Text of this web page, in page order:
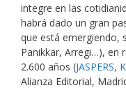
integre en las
habrá dado un gran
que está emergiendo,
Panikkar, Arregi…), en
2.600 años (JASPERS,
Alianza Editorial,